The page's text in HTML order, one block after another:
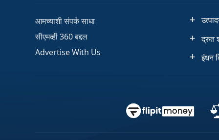
आमच्याशी संपर्क साधा
सीएमव्ही 360 बद्दल
Advertise With Us
द्रुत
इंधन